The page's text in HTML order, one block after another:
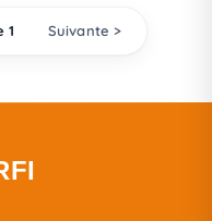
1 Suivante >